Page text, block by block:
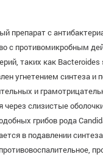
препарат с
с противомикробным
таких как
угнетением синтеза
и
через слизистые
грибов рода
в подавлении